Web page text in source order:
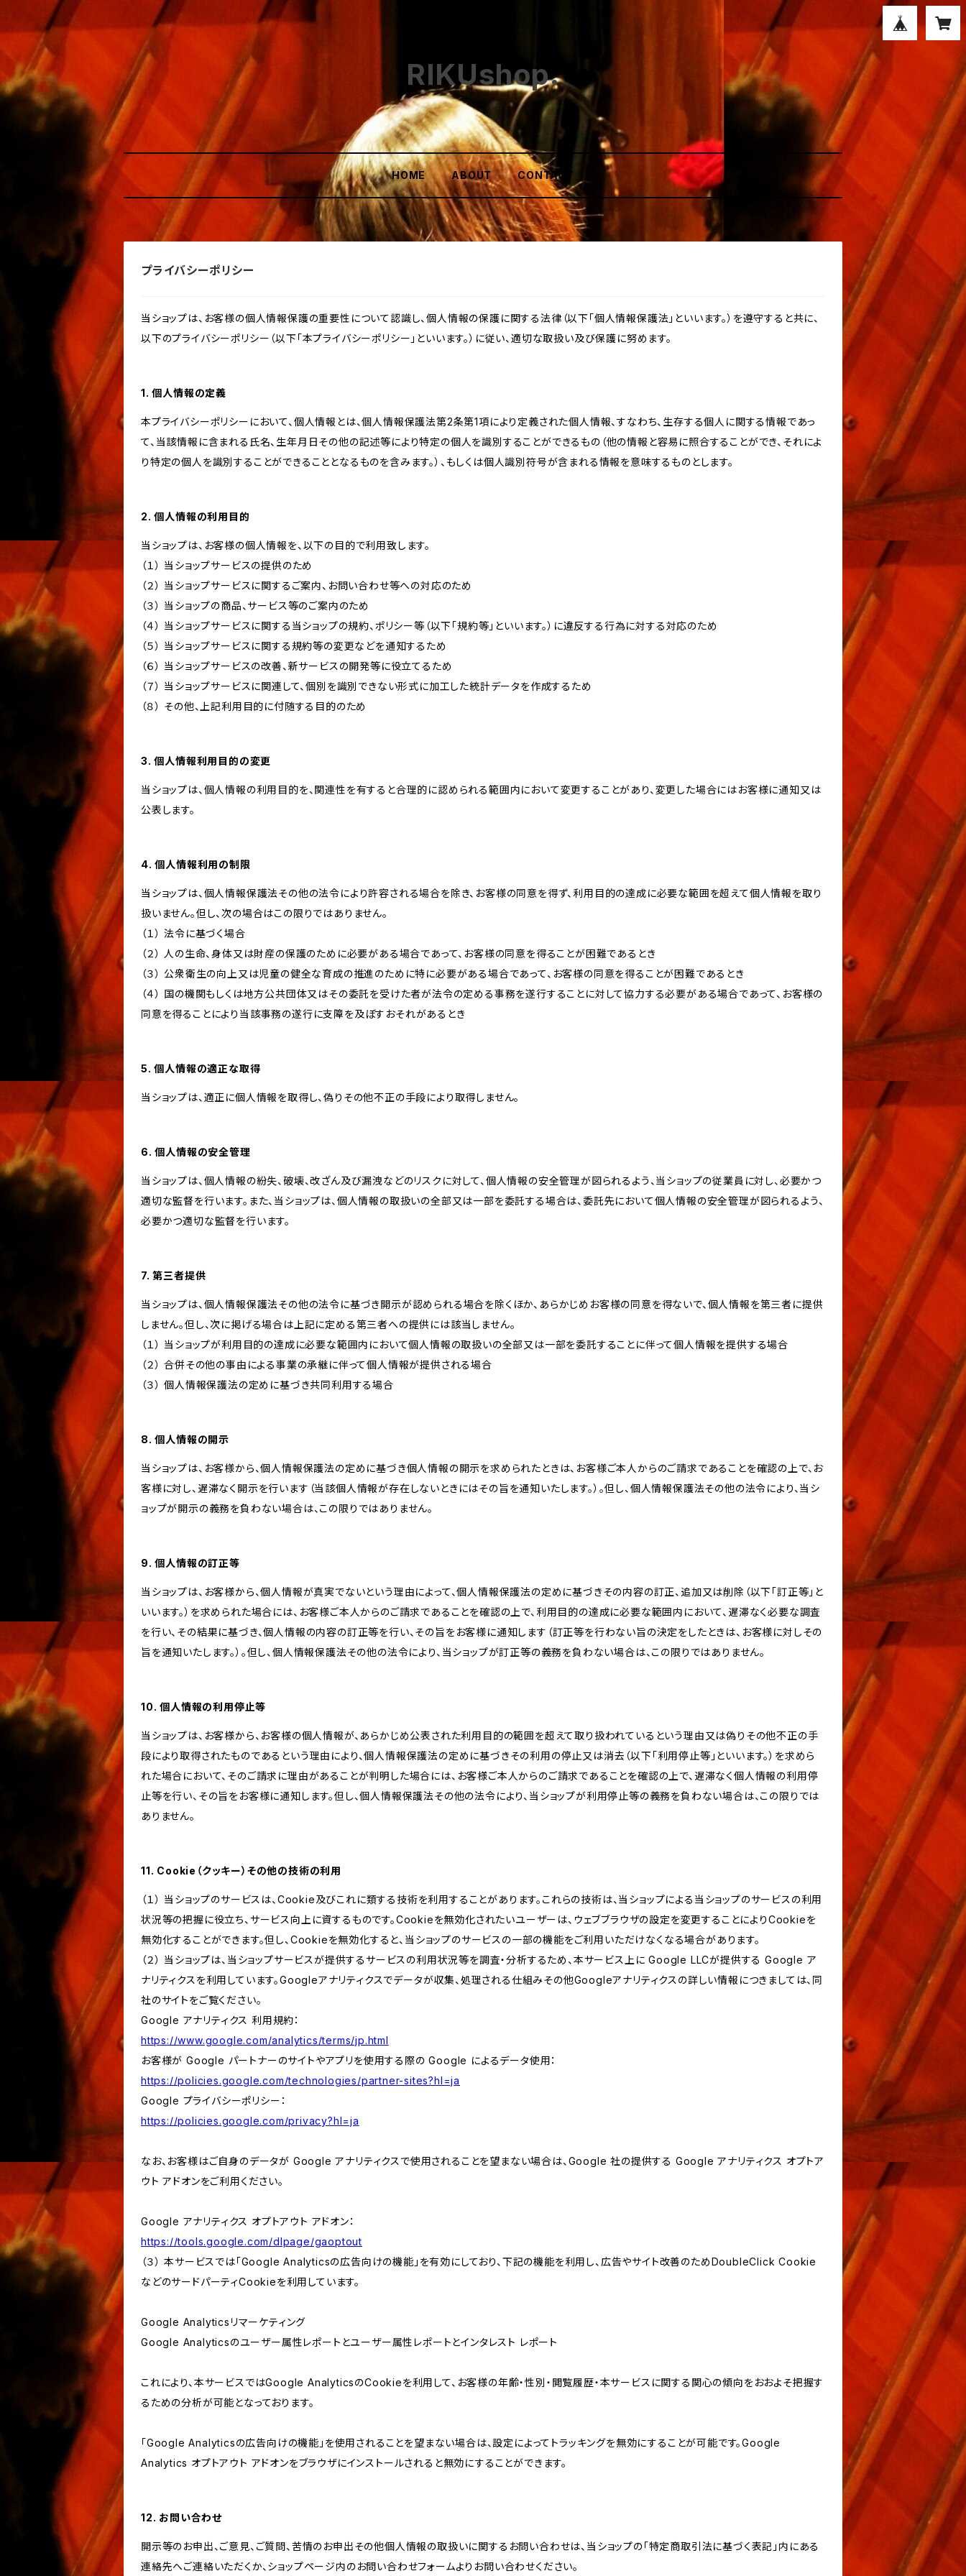
RIKUshop.
HOME ABOUT CONTACT
プライバシーポリシー
当ショップは、お客様の個人情報保護の重要性について認識し、個人情報の保護に関する法律（以下「個人情報保護法」といいます。）を遵守すると共に、
以下のプライバシーポリシー（以下「本プライバシーポリシー」といいます。）に従い、適切な取扱い及び保護に努めます。
1. 個人情報の定義
本プライバシーポリシーにおいて、個人情報とは、個人情報保護法第2条第1項により定義された個人情報、すなわち、生存する個人に関する情報であっ
て、当該情報に含まれる氏名、生年月日その他の記述等により特定の個人を識別することができるもの（他の情報と容易に照合することができ、それによ
り特定の個人を識別することができることとなるものを含みます。）、もしくは個人識別符号が含まれる情報を意味するものとします。
2. 個人情報の利用目的
当ショップは、お客様の個人情報を、以下の目的で利用致します。
（１） 当ショップサービスの提供のため
（２） 当ショップサービスに関するご案内、お問い合わせ等への対応のため
（３） 当ショップの商品、サービス等のご案内のため
（４） 当ショップサービスに関する当ショップの規約、ポリシー等（以下「規約等」といいます。）に違反する行為に対する対応のため
（５） 当ショップサービスに関する規約等の変更などを通知するため
（６） 当ショップサービスの改善、新サービスの開発等に役立てるため
（７） 当ショップサービスに関連して、個別を識別できない形式に加工した統計データを作成するため
（８） その他、上記利用目的に付随する目的のため
3. 個人情報利用目的の変更
当ショップは、個人情報の利用目的を、関連性を有すると合理的に認められる範囲内において変更することがあり、変更した場合にはお客様に通知又は
公表します。
4. 個人情報利用の制限
当ショップは、個人情報保護法その他の法令により許容される場合を除き、お客様の同意を得ず、利用目的の達成に必要な範囲を超えて個人情報を取り
扱いません。但し、次の場合はこの限りではありません。
（１） 法令に基づく場合
（２） 人の生命、身体又は財産の保護のために必要がある場合であって、お客様の同意を得ることが困難であるとき
（３） 公衆衛生の向上又は児童の健全な育成の推進のために特に必要がある場合であって、お客様の同意を得ることが困難であるとき
（４） 国の機関もしくは地方公共団体又はその委託を受けた者が法令の定める事務を遂行することに対して協力する必要がある場合であって、お客様の
同意を得ることにより当該事務の遂行に支障を及ぼすおそれがあるとき
5. 個人情報の適正な取得
当ショップは、適正に個人情報を取得し、偽りその他不正の手段により取得しません。
6. 個人情報の安全管理
当ショップは、個人情報の紛失、破壊、改ざん及び漏洩などのリスクに対して、個人情報の安全管理が図られるよう、当ショップの従業員に対し、必要かつ
適切な監督を行います。また、当ショップは、個人情報の取扱いの全部又は一部を委託する場合は、委託先において個人情報の安全管理が図られるよう、
必要かつ適切な監督を行います。
7. 第三者提供
当ショップは、個人情報保護法その他の法令に基づき開示が認められる場合を除くほか、あらかじめお客様の同意を得ないで、個人情報を第三者に提供
しません。但し、次に掲げる場合は上記に定める第三者への提供には該当しません。
（１） 当ショップが利用目的の達成に必要な範囲内において個人情報の取扱いの全部又は一部を委託することに伴って個人情報を提供する場合
（２） 合併その他の事由による事業の承継に伴って個人情報が提供される場合
（３） 個人情報保護法の定めに基づき共同利用する場合
8. 個人情報の開示
当ショップは、お客様から、個人情報保護法の定めに基づき個人情報の開示を求められたときは、お客様ご本人からのご請求であることを確認の上で、お
客様に対し、遅滞なく開示を行います（当該個人情報が存在しないときにはその旨を通知いたします。）。但し、個人情報保護法その他の法令により、当シ
ョップが開示の義務を負わない場合は、この限りではありません。
9. 個人情報の訂正等
当ショップは、お客様から、個人情報が真実でないという理由によって、個人情報保護法の定めに基づきその内容の訂正、追加又は削除（以下「訂正等」と
いいます。）を求められた場合には、お客様ご本人からのご請求であることを確認の上で、利用目的の達成に必要な範囲内において、遅滞なく必要な調査
を行い、その結果に基づき、個人情報の内容の訂正等を行い、その旨をお客様に通知します（訂正等を行わない旨の決定をしたときは、お客様に対しその
旨を通知いたします。）。但し、個人情報保護法その他の法令により、当ショップが訂正等の義務を負わない場合は、この限りではありません。
10. 個人情報の利用停止等
当ショップは、お客様から、お客様の個人情報が、あらかじめ公表された利用目的の範囲を超えて取り扱われているという理由又は偽りその他不正の手
段により取得されたものであるという理由により、個人情報保護法の定めに基づきその利用の停止又は消去（以下「利用停止等」といいます。）を求めら
れた場合において、そのご請求に理由があることが判明した場合には、お客様ご本人からのご請求であることを確認の上で、遅滞なく個人情報の利用停
止等を行い、その旨をお客様に通知します。但し、個人情報保護法その他の法令により、当ショップが利用停止等の義務を負わない場合は、この限りでは
ありません。
11. Cookie（クッキー）その他の技術の利用
（１） 当ショップのサービスは、Cookie及びこれに類する技術を利用することがあります。これらの技術は、当ショップによる当ショップのサービスの利用
状況等の把握に役立ち、サービス向上に資するものです。Cookieを無効化されたいユーザーは、ウェブブラウザの設定を変更することによりCookieを
無効化することができます。但し、Cookieを無効化すると、当ショップのサービスの一部の機能をご利用いただけなくなる場合があります。
（２） 当ショップは、当ショップサービスが提供するサービスの利用状況等を調査・分析するため、本サービス上に Google LLCが提供する Google ア
ナリティクスを利用しています。Googleアナリティクスでデータが収集、処理される仕組みその他Googleアナリティクスの詳しい情報につきましては、同
社のサイトをご覧ください。
Google アナリティクス 利用規約：
https://www.google.com/analytics/terms/jp.html
お客様が Google パートナーのサイトやアプリを使用する際の Google によるデータ使用：
https://policies.google.com/technologies/partner-sites?hl=ja
Google プライバシーポリシー：
https://policies.google.com/privacy?hl=ja
なお、お客様はご自身のデータが Google アナリティクスで使用されることを望まない場合は、Google 社の提供する Google アナリティクス オプトア
ウト アドオンをご利用ください。
Google アナリティクス オプトアウト アドオン：
https://tools.google.com/dlpage/gaoptout
（３） 本サービスでは「Google Analyticsの広告向けの機能」を有効にしており、下記の機能を利用し、広告やサイト改善のためDoubleClick Cookie
などのサードパーティCookieを利用しています。
Google Analyticsリマーケティング
Google Analyticsのユーザー属性レポートとユーザー属性レポートとインタレスト レポート
これにより、本サービスではGoogle AnalyticsのCookieを利用して、お客様の年齢・性別・閲覧履歴・本サービスに関する関心の傾向をおおよそ把握す
るための分析が可能となっております。
「Google Analyticsの広告向けの機能」を使用されることを望まない場合は、設定によってトラッキングを無効にすることが可能です。Google
Analytics オプトアウト アドオンをブラウザにインストールされると無効にすることができます。
12. お問い合わせ
開示等のお申出、ご意見、ご質問、苦情のお申出その他個人情報の取扱いに関するお問い合わせは、当ショップの「特定商取引法に基づく表記」内にある
連絡先へご連絡いただくか、ショップページ内のお問い合わせフォームよりお問い合わせください。